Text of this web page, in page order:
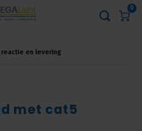
0
en levering
met cat5